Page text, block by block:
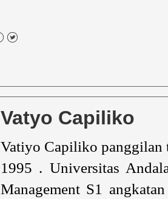
Vatyo Capiliko
Vatiyo Capiliko panggilan
1995 . Universitas
Management S1